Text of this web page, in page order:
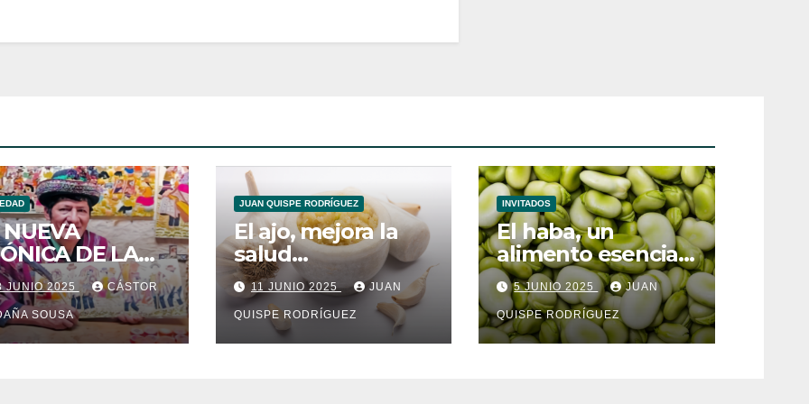
DE LA
JUNIO 2025 CÁSTOR
SOUSA
JUAN QUISPE RODRÍGUEZ
El ajo, mejora la
salud
cardiovascular
11 JUNIO 2025 JUAN
QUISPE RODRÍGUEZ
INVITADOS
El haba, un
alimento esencial
para el
metabolismo
5 JUNIO 2025 JUAN
QUISPE RODRÍGUEZ